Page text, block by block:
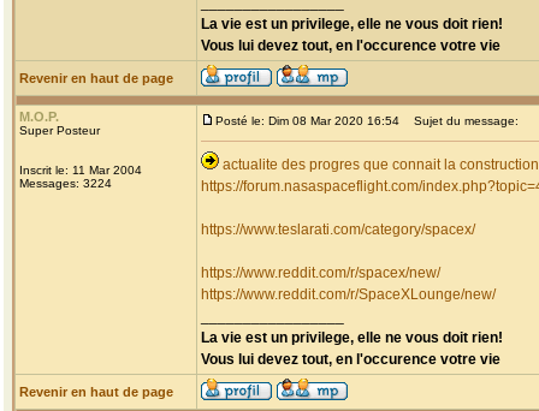
La vie est un privilege, elle ne vous doit rien!
Vous lui devez tout, en l'occurence votre vie
Revenir en haut de page
M.O.P.
Super Posteur
Inscrit le: 11 Mar 2004
Messages: 3224
Posté le: Dim 08 Mar 2020 16:54 Sujet du message:
actualite des progres que connait la
https://forum.nasaspaceflight.com/
https://www.teslarati.com/category/spacex/
https://www.reddit.com/r/spacex/new/
https://www.reddit.com/r/SpaceXLounge/new/
La vie est un privilege, elle ne vous doit rien!
Vous lui devez tout, en l'occurence votre vie
Revenir en haut de page